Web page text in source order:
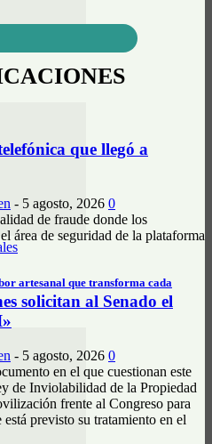
artesanal que transforma cada
que llegó a
- 5 agosto, 2026 0
de fraude donde los
área de seguridad de la plataforma
solicitan al Senado el
- 5 agosto, 2026 0
en el que cuestionan este
de Inviolabilidad de la Propiedad
frente al Congreso para
previsto su tratamiento en el